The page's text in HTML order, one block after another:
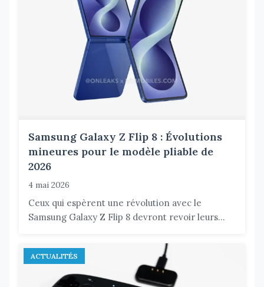
Samsung Galaxy Z Flip 8 : Évolutions
mineures pour le modèle pliable de
2026
4 mai 2026
Ceux qui espèrent une révolution avec le
Samsung Galaxy Z Flip 8 devront revoir leurs...
ACTUALITÉS